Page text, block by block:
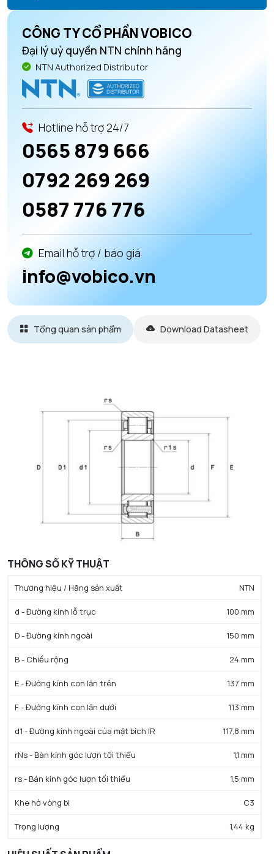
CÔNG TY CỔ PHẦN VOBICO
Đại lý uỷ quyền NTN chính hãng
NTN Authorized Distributor
Hotline hỗ trợ 24/7
0565 879 666
0792 269 269
0587 776 776
Email hỗ trợ / báo giá
info@vobico.vn
Tổng quan sản phẩm Download Datasheet
THÔNG SỐ KỸ THUẬT
Thương hiệu / Hãng sản xuất NTN
d - Đường kính lỗ trục 100 mm
D - Đường kính ngoài 150 mm
B - Chiều rộng 24 mm
E - Đường kính con lăn trên 137 mm
F - Đường kính con lăn dưới 113 mm
d1 - Đường kính ngoài của mặt bích IR 117,8 mm
rNs - Bán kính góc lượn tối thiểu 1,1 mm
rs - Bán kính góc lượn tối thiểu 1,5 mm
Khe hở vòng bi C3
Trọng lượng 1,44 kg